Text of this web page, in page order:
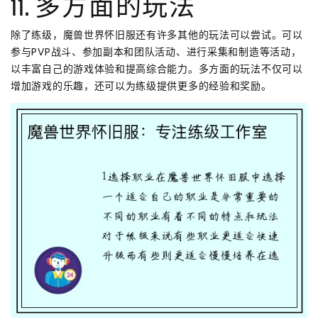
11. 多方面的玩法
除了练级，魔兽世界怀旧服还有许多其他的玩法可以尝试。可以
参与PVP战斗、参加副本和团队活动、进行采集和制造等活动，
以丰富自己的游戏体验和提高综合能力。多方面的玩法不仅可以
增加游戏的乐趣，还可以为练级提供更多的经验和奖励。